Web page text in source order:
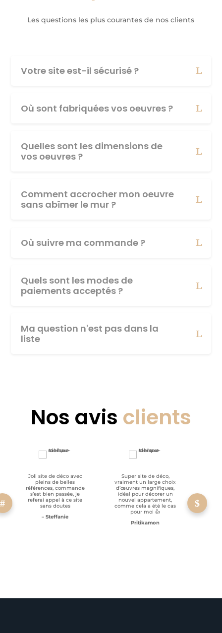
Les questions les plus courantes de nos clients
Votre site est-il sécurisé ?
Où sont fabriquées vos oeuvres ?
Quelles sont les dimensions de
vos oeuvres ?
Comment accrocher mon oeuvre
sans abîmer le mur ?
Où suivre ma commande ?
Quels sont les modes de
paiements acceptés ?
Ma question n'est pas dans la
liste
Nos avis clients
Joli site de déco avec
pleins de belles
références, commande
s’est bien passée, je
referai appel à ce site
sans doutes
– Steffanie
Super site de déco,
vraiment un large choix
d’œuvres magnifiques,
idéal pour décorer un
nouvel appartement,
comme cela a été le cas
pour moi 👍
Pritikamon